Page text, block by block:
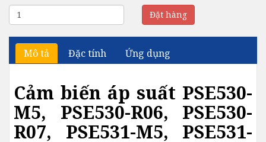
Đặt hàng
Mô tả Đặc tính Ứng dụng
Cảm biến áp suất PSE530-
M5, PSE530-R06, PSE530-
R07, PSE531-M5, PSE531-